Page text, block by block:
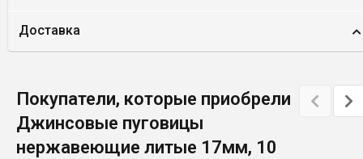
Доставка
Покупатели, которые приобрели
Джинсовые пуговицы
нержавеющие литые 17мм, 10